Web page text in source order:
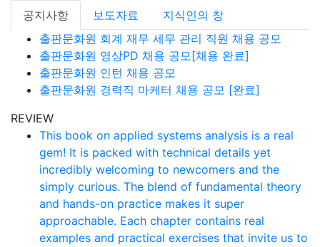
공지사항
보도자료
지식인의 창
출판문화원 회계 재무 세무 관리 직원 채용 공모
출판문화원 영상PD 채용 공모[채용 완료]
출판문화원 인턴 채용 공모
출판문화원 경력직 마케터 채용 공모 [완료]
REVIEW
This book on applied systems analysis is a real
gem! It is packed with technical details yet
incredibly welcoming to newcomers and the
simply curious. The blend of fundamental theory
and hands-on practice makes it super
approachable. Each chapter contains real
examples and practical exercises that invite us to